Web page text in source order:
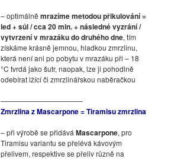
– optimálně mrazíme metodou přikulování =
led + sůl / cca 20 min. + následné vyzrání /
vytvrzení v mrazáku do druhého dne, tím
získáme krásně jemnou, hladkou zmrzlinu,
která není ani po pobytu v mrazáku při – 18
°C tvrdá jako šutr, naopak, lze ji pohodlně
odebírat lžící či zmrzlinářskou naběračkou
———————————–
Zmrzlina z Mascarpone = Tiramisu zmrzlina
– při výrobě se přidává Mascarpone, pro
Tiramisu variantu se přelévá kávovým
přelivem, respektive se přeliv různě na